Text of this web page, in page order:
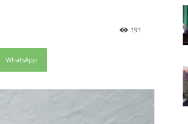
191
WhatsApp